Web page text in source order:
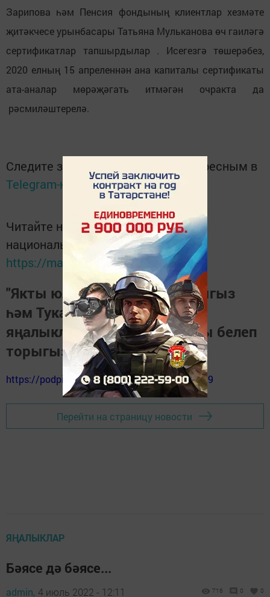
Зарипова һәм Пенсия фондының клиентлар хезмәте
җитәкчесе урынбасары Татьяна Мульканова өч гаиләгә
сертификатлар тапшырдылар . Исегезгә төшерәбез,
2020 елның 15 апреленнән ана капиталы сертификаты
ата-аналар мөрәҗәгать итмәгән очракта да
рәсмиләштерелә.
Следите за самым важным и интересным в
Telegram-каналеТатмедиа
Читайте новости Татарстана в
национальном мессенджере MАХ:
https://max.ru/tatmedia
"Якты юл" газетасына язылыгыз
һәм Тукай районындагы
яңалыкларны, вакыйгаларны белеп
торыгыз
https://podpiska.pochta.ru/press/%D0%9F9499
Перейти на страницу новости
ЯҢАЛЫКЛАР
Бәясе дә бәясе...
admin, 4 июль 2022 - 12:11 716 0 0